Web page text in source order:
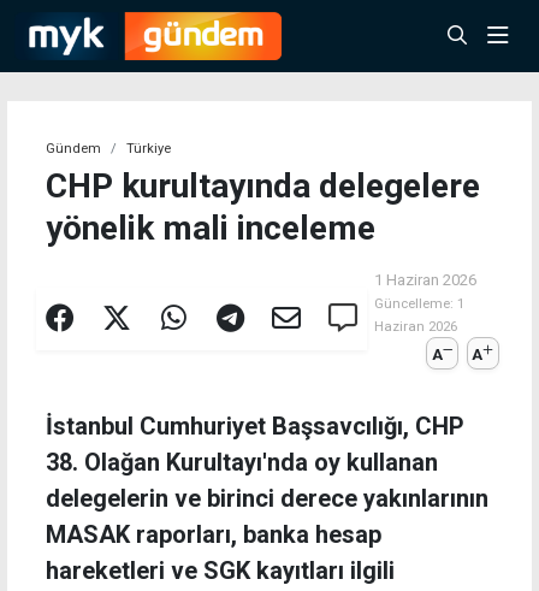
Gündem Türkiye
CHP kurultayında delegelere
yönelik mali inceleme
1 Haziran 2026
Güncelleme: 1
Haziran 2026
A A
İstanbul Cumhuriyet Başsavcılığı, CHP
38. Olağan Kurultayı'nda oy kullanan
delegelerin ve birinci derece yakınlarının
MASAK raporları, banka hesap
hareketleri ve SGK kayıtları ilgili